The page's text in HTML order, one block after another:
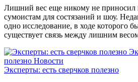
Лишний вес еще никому не приносил
сумоистам для состязаний и шоу.
одно исследование, в ходе которого
существует связь между лишним
полезно Новости
Эксперты: есть сверчков полезно